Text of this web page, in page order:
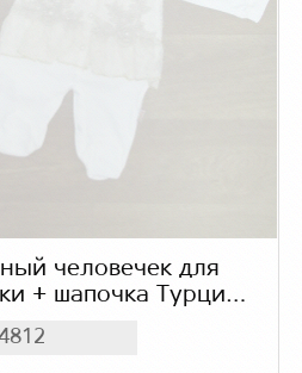
человечек для
+ шапочка Турция,